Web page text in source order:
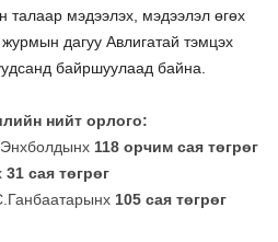
талаар мэдээлэх, мэдээлэл өгөх
дагуу Авлигатай тэмцэх
байршуулаад байна.
нийт орлого:
118 орчим сая төгрөг
31 сая төгрөг
105 сая төгрөг